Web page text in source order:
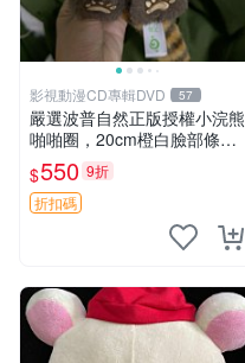
影視動漫CD專輯DVD 57
嚴選波普自然正版授權小浣熊
啪啪圈，20cm橙白臉部條紋
清晰，毛絨超萌贈品推薦。
小浣熊 波普 圈環
$550 9折
折扣碼